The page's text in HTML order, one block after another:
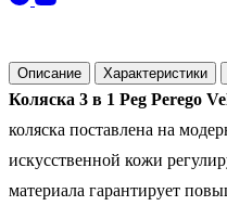
Описание Характеристики
Коляска 3 в 1 Peg Perego
коляска поставлена на
искусственной кожи
материала гарантирует